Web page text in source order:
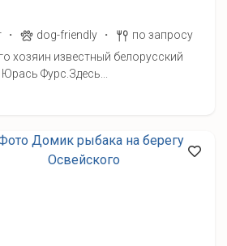
· dog-friendly ·
по запросу
хозяин известный белорусский
Фурс.Здесь...